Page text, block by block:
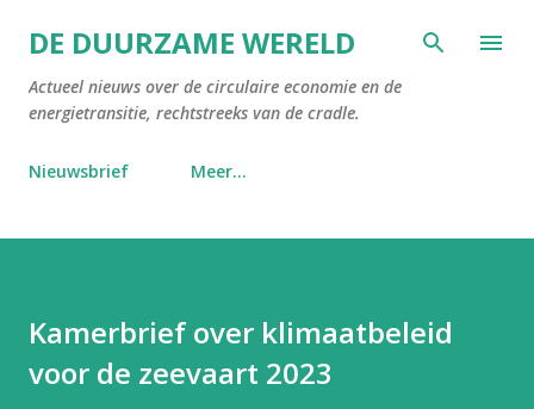
Doorgaan naar hoofdcontent
DE DUURZAME WERELD
Actueel nieuws over de circulaire economie en de
energietransitie, rechtstreeks van de cradle.
Nieuwsbrief Meer…
Kamerbrief over klimaatbeleid
voor de zeevaart 2023